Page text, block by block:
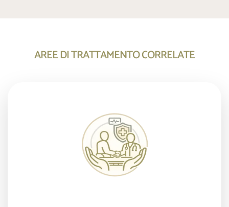
AREE DI TRATTAMENTO CORRELATE